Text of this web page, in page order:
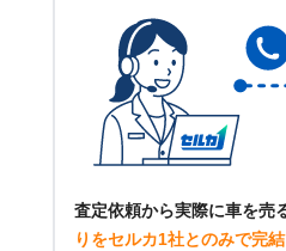
査定依頼から実際に車を売
りをセルカ1社とのみで完